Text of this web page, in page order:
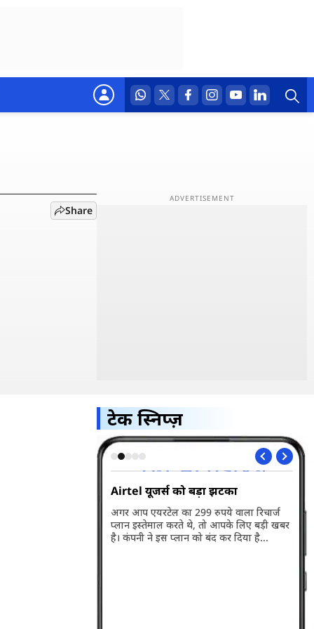
Share
टेक स्निप्ज़
Airtel यूजर्स को बड़ा झटका
अगर आप एयरटेल का 299 रुपये वाला रिचार्ज
प्लान इस्तेमाल करते थे, तो आपके लिए बड़ी खबर
है। कंपनी ने इस प्लान को बंद कर दिया है...